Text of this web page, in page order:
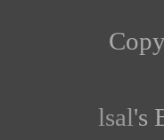
lsal's